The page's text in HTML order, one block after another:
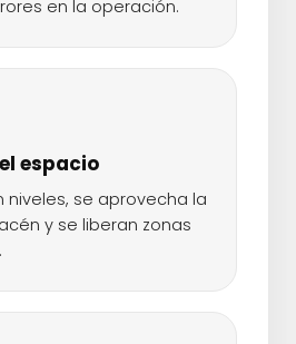
en la operación.
espacio
niveles, se aprovecha la
y se liberan zonas